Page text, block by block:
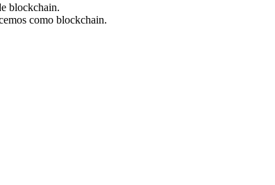
blockchain.
como blockchain.